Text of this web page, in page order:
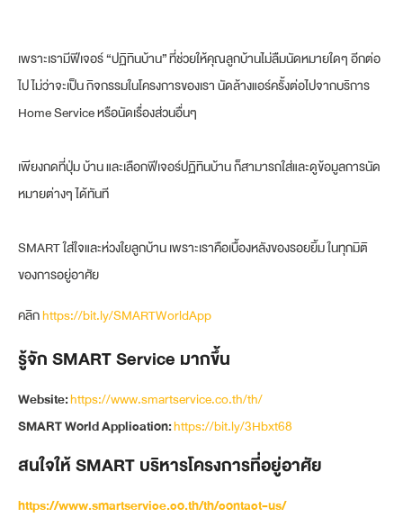
เพราะเรามีฟีเจอร์ “ปฏิทินบ้าน” ที่ช่วยให้คุณลูกบ้านไม่ลืมนัดหมายใดๆ อีกต่อ
ไป ไม่ว่าจะเป็น กิจกรรมในโครงการของเรา นัดล้างแอร์ครั้งต่อไปจากบริการ
Home Service หรือนัดเรื่องส่วนอื่นๆ
เพียงกดที่ปุ่ม บ้าน และเลือกฟีเจอร์ปฏิทินบ้าน ก็สามารถใส่และดูข้อมูลการนัด
หมายต่างๆ ได้ทันที
SMART ใส่ใจและห่วงใยลูกบ้าน เพราะเราคือเบื้องหลังของรอยยิ้ม ในทุกมิติ
ของการอยู่อาศัย
คลิกhttps://bit.ly/SMARTWorldApp
รู้จัก SMART Service มากขึ้น
Website:https://www.smartservice.co.th/th/
SMART World Application:https://bit.ly/3Hbxt68
สนใจให้ SMART บริหารโครงการที่อยู่อาศัย
https://www.smartservice.co.th/th/contact-us/